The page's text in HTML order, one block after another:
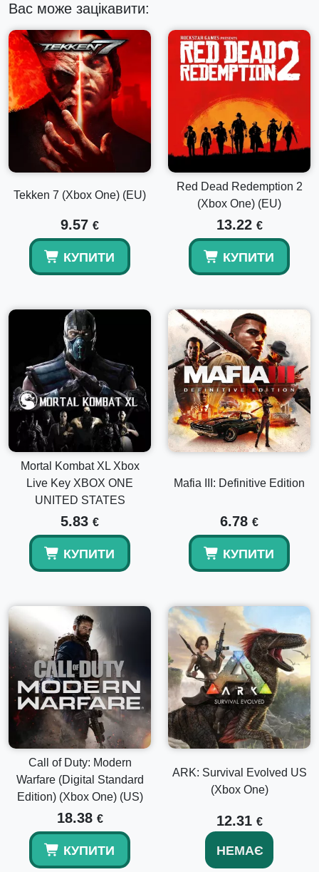
Вас може зацікавити:
Tekken 7 (Xbox One) (EU)
9.57 €
КУПИТИ
Red Dead Redemption 2
(Xbox One) (EU)
13.22 €
КУПИТИ
Mortal Kombat XL Xbox
Live Key XBOX ONE
UNITED STATES
5.83 €
КУПИТИ
Mafia III: Definitive Edition
6.78 €
КУПИТИ
Call of Duty: Modern
Warfare (Digital Standard
Edition) (Xbox One) (US)
18.38 €
КУПИТИ
ARK: Survival Evolved US
(Xbox One)
12.31 €
НЕМАЄ